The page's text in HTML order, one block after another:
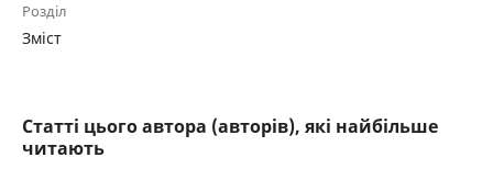
Розділ
Зміст
Статті цього автора (авторів), які найбільше
читають